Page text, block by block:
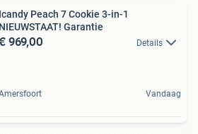
Icandy Peach 7 Cookie 3-in-1
NIEUWSTAAT! Garantie
969,00 Details
Vandaag